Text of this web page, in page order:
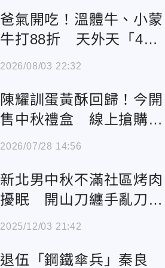
爸氣開吃！溫體牛、小蒙
牛打88折 天外天「4人
同行1人免費」
2026/08/03 22:32
陳耀訓蛋黃酥回歸！今開
售中秋禮盒 線上搶購狀
況曝光
2026/07/28 14:56
新北男中秋不滿社區烤肉
擾眠 開山刀纏手亂刀砍
傷鄰居
2025/12/03 21:42
退伍「鋼鐵傘兵」秦良